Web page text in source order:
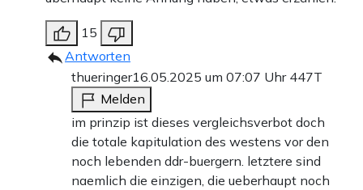
15
Antworten
thueringer16.05.2025 um 07:07 Uhr 447T
Melden
im prinzip ist dieses vergleichsverbot doch
die totale kapitulation des westens vor den
noch lebenden ddr-buergern. letztere sind
naemlich die einzigen, die ueberhaupt noch